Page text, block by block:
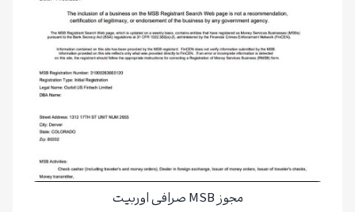
مجوز MSB صرافی اوربیت